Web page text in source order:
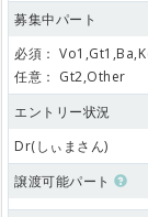
募集中パート
必須：
任意： Gt2,Other
エントリー状況
Dr(しぃまさん)
譲渡可能パート